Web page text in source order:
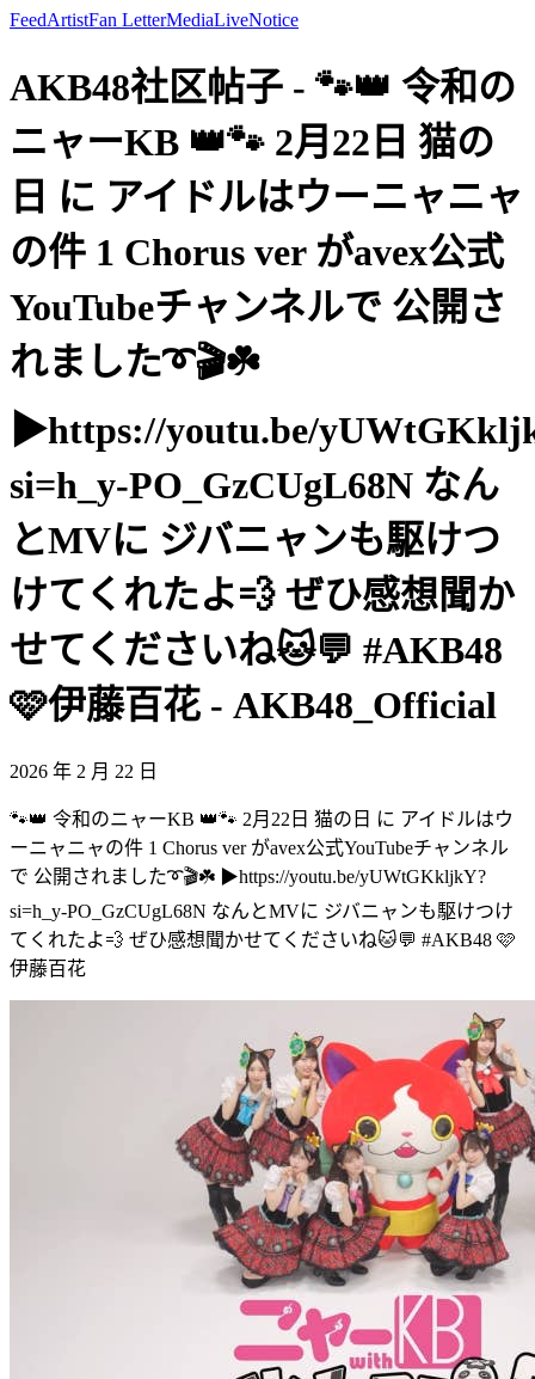
FeedArtistFan LetterMediaLiveNotice
AKB48社区帖子 - 🐾👑 令和の
ニャーKB 👑🐾 2月22日 猫の
日 に アイドルはウーニャニャ
の件 1 Chorus ver がavex公式
YouTubeチャンネルで 公開さ
れました➰🎬☘️
▶︎https://youtu.be/
si=h_y-PO_GzCUgL68N なん
とMVに ジバニャンも駆けつ
けてくれたよ💨 ぜひ感想聞か
せてくださいね🐱💬 #AKB48
🩷伊藤百花 - AKB48_Official
2026 年 2 月 22 日
🐾👑 令和のニャーKB 👑🐾 2月22日 猫の日 に アイドルはウ
ーニャニャの件 1 Chorus ver がavex公式YouTubeチャンネル
で 公開されました➰🎬☘️ ▶︎https://youtu.be/yUWtGKkljkY?
si=h_y-PO_GzCUgL68N なんとMVに ジバニャンも駆けつけ
てくれたよ💨 ぜひ感想聞かせてくださいね🐱💬 #AKB48 🩷
伊藤百花